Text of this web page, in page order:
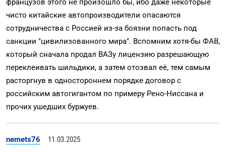
французов этого не произошло бы, ибо даже некоторые
чисто китайские автопроизводители опасаются
сотрудничества с Россией из-за боязни попасть под
санкции "цивилизованного мира". Вспомним хотя-бы ФАВ,
который сначала продал ВАЗу лицензию разрешающую
переклеивать шильдики, а затем отозвал её, тем самым
расторгнув в одностороннем порядке договор с
российским автогигантом по примеру Рено-Ниссана и
прочих ушедших буржуев.
nemets76
11.03.2025